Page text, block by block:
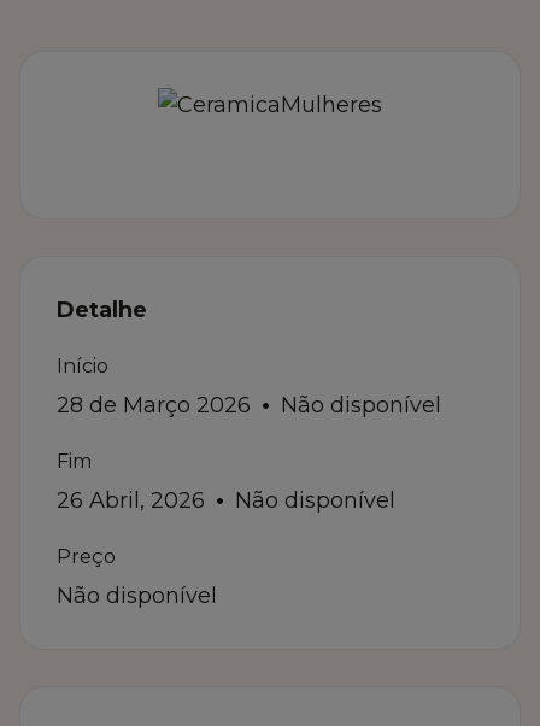
Detalhe
Início
28 de Março 2026 Não disponível
Fim
26 Abril, 2026 Não disponível
Preço
Não disponível